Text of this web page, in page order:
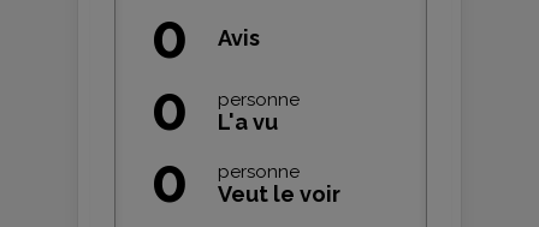
0 Avis
0 personne
L'a vu
0 personne
Veut le voir